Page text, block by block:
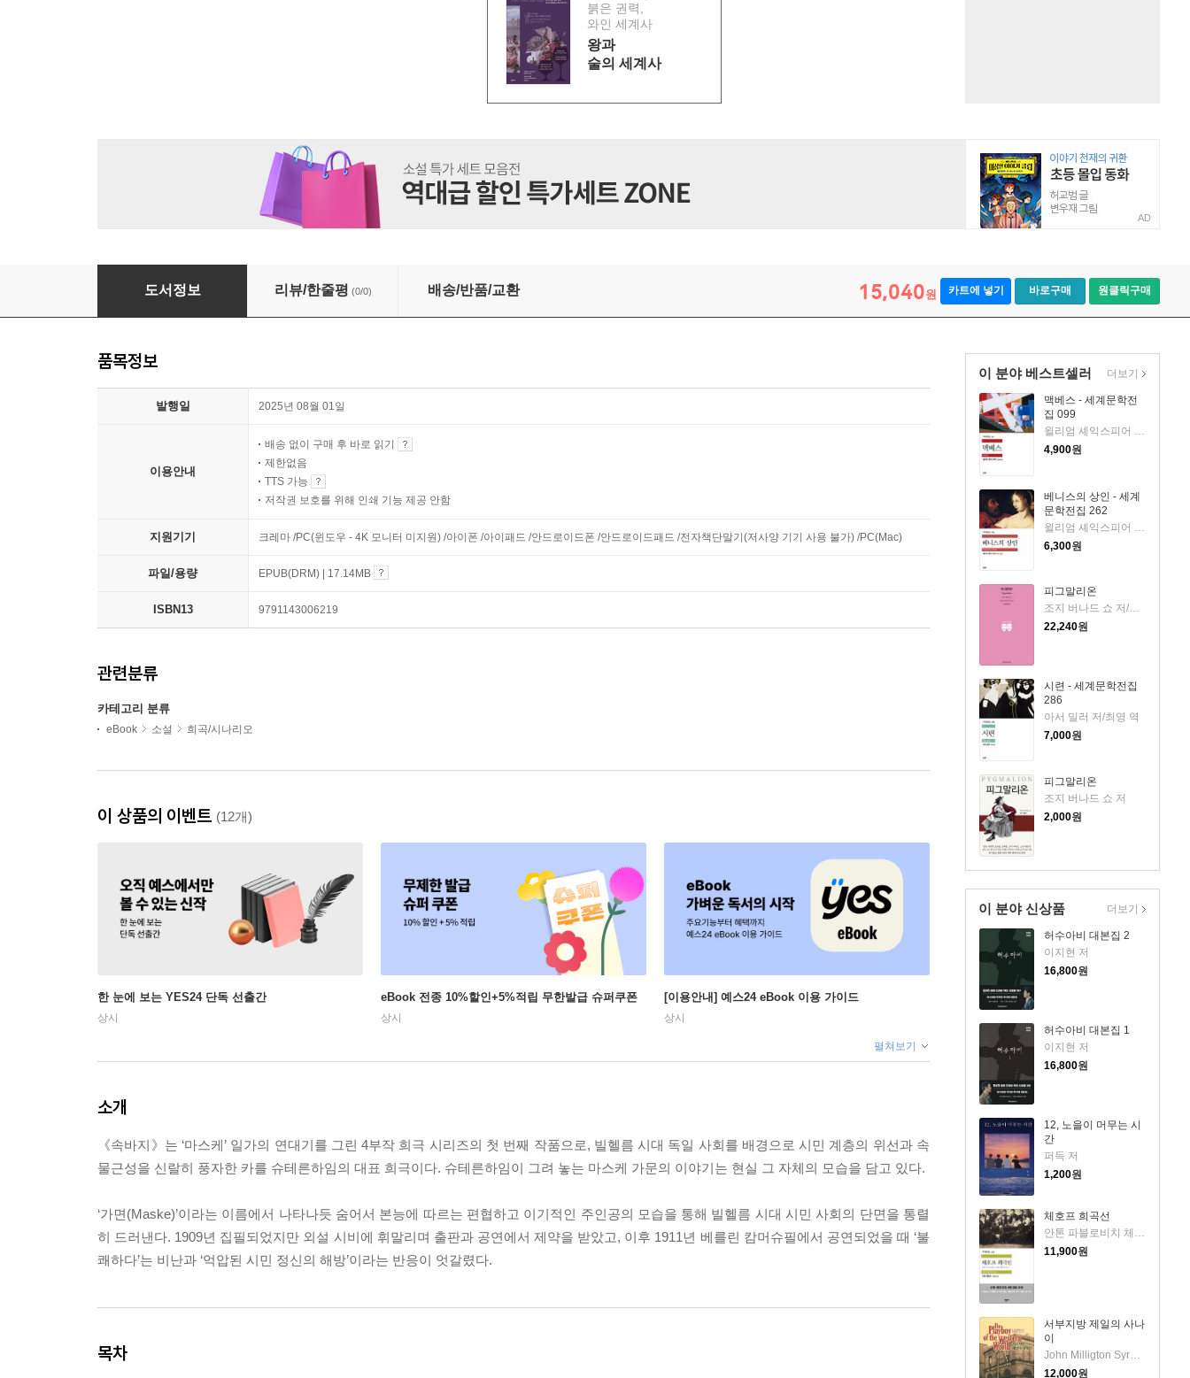
붉은 권력,
와인 세계사
왕과
술의 세계사
AD
도서정보 리뷰/한줄평 (0/0) 배송/반품/교환 15,040원 카트에 넣기 바로구매 원클릭구매
이 분야 베스트셀러
맥베스 - 세계문학전
집 099
윌리엄 셰익스피어 저/최종철 역
4,900원
베니스의 상인 - 세계
문학전집 262
6,300원
피그말리온
조지 버나드 쇼 저/김성환 역
22,240원
시련 - 세계문학전집
286
아서 밀러 저/최영 역
7,000원
피그말리온
조지 버나드 쇼 저
2,000원
더보기
이 분야 신상품
허수아비 대본집 2
이지현 저
16,800원
허수아비 대본집 1
이지현 저
16,800원
12, 노을이 머무는 시
간
퍼득 저
1,200원
체호프 희곡선
11,900원
서부지방 제일의 사나
이
12,000원
더보기
품목정보
발행일 2025년 08월 01일
이용안내
배송 없이 구매 후 바로 읽기
제한없음
TTS 가능
저작권 보호를 위해 인쇄 기능 제공 안함
지원기기 크레마 /PC(윈도우 - 4K 모니터 미지원) /아이폰 /아이패드 /안드로이드폰 /안드로이드패드 /전자책단말기(저사양 기기 사용 불가) /PC(Mac)
파일/용량 EPUB(DRM) | 17.14MB
ISBN13 9791143006219
관련분류
카테고리 분류
eBook 소설 희곡/시나리오
이 상품의 이벤트 (12개)
한 눈에 보는 YES24 단독 선출간
상시
eBook 전종 10%할인+5%적립 무한발급 슈퍼쿠폰
상시
[이용안내] 예스24 eBook 이용 가이드
상시
펼쳐보기
소개
《속바지》는 ‘마스케’ 일가의 연대기를 그린 4부작 희극 시리즈의 첫 번째 작품으로, 빌헬름 시대 독일 사회를 배경으로 시민 계층의 위선과 속
물근성을 신랄히 풍자한 카를 슈테른하임의 대표 희극이다. 슈테른하임이 그려 놓는 마스케 가문의 이야기는 현실 그 자체의 모습을 담고 있다.
‘가면(Maske)’이라는 이름에서 나타나듯 숨어서 본능에 따르는 편협하고 이기적인 주인공의 모습을 통해 빌헬름 시대 시민 사회의 단면을 통렬
히 드러낸다. 1909년 집필되었지만 외설 시비에 휘말리며 출판과 공연에서 제약을 받았고, 이후 1911년 베를린 캄머슈필에서 공연되었을 때 ‘불
쾌하다’는 비난과 ‘억압된 시민 정신의 해방’이라는 반응이 엇갈렸다.
목차